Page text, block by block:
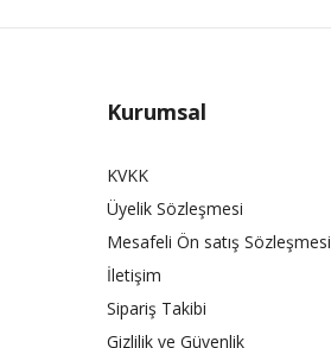
Kurumsal
KVKK
Üyelik Sözleşmesi
Mesafeli Ön satış Sözleşmesi
İletişim
Sipariş Takibi
Gizlilik ve Güvenlik